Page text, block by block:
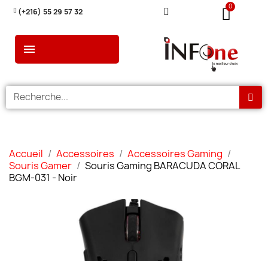
(+216) 55 29 57 32
Accueil Accessoires
Accessoires Gaming
Souris Gamer
Souris Gaming BARACUDA CORAL
BGM-031 - Noir